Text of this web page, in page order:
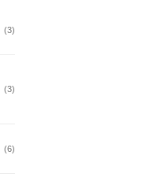
(3)
(3)
(6)